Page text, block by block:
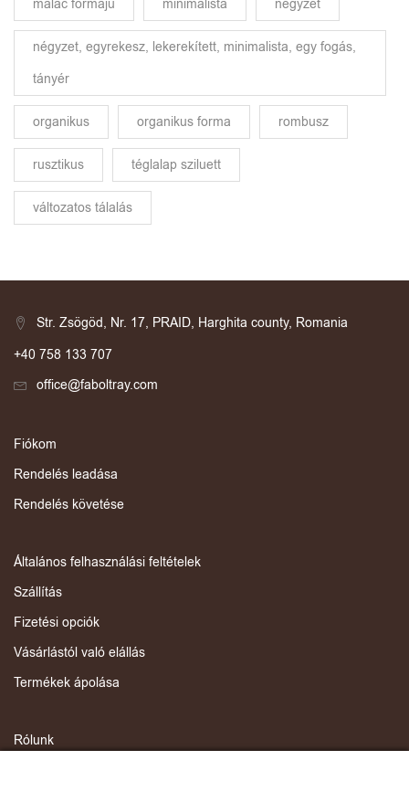
malac formájú minimalista négyzet
négyzet, egyrekesz, lekerekített, minimalista, egy fogás,
tányér
organikus organikus forma rombusz
rusztikus téglalap sziluett
változatos tálalás
Str. Zsögöd, Nr. 17, PRAID, Harghita county, Romania
+40 758 133 707
office@faboltray.com
Fiókom
Rendelés leadása
Rendelés követése
Általános felhasználási feltételek
Szállítás
Fizetési opciók
Vásárlástól való elállás
Termékek ápolása
Rólunk